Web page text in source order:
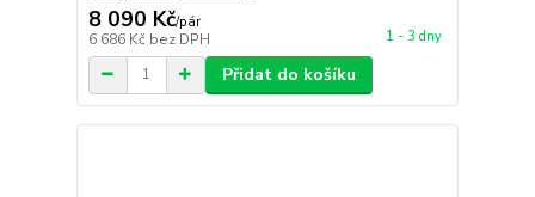
8 090 Kč/pár
6 686 Kč bez DPH 1 - 3 dny
Přidat do košíku